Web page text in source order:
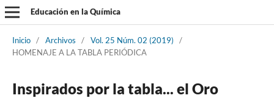
Educación en la Química
Inicio / Archivos / Vol. 25 Núm. 02 (2019)
/
HOMENAJE A LA TABLA PERIÓDICA
Inspirados por la tabla... el Oro